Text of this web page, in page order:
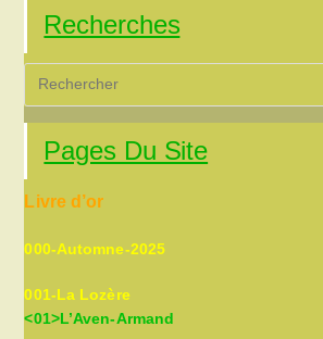
Recherches
Pages Du Site
Livre d’or
000-Automne-2025
001-La Lozère
<01>L’Aven-Armand